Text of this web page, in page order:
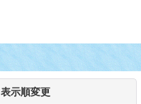
表示順変更